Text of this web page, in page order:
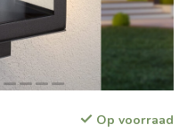
Op voorraad